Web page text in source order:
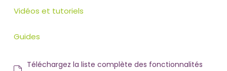
Vidéos et tutoriels
Guides
Téléchargez la liste complète des fonctionnalités